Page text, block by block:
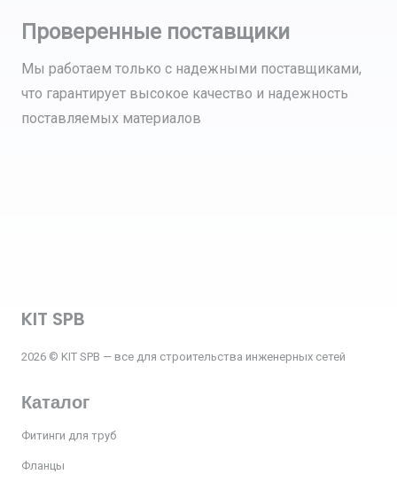
Проверенные поставщики
Мы работаем только с надежными поставщиками,
что гарантирует высокое качество и надежность
поставляемых материалов
KIT SPB
2026 © KIT SPB — все для строительства инженерных сетей
Каталог
Фитинги для труб
Фланцы